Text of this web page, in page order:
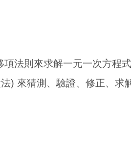
法則來求解一元一次方程
) 來猜測、驗證、修正、求